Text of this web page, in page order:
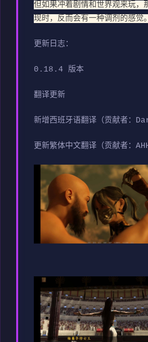
但如果冲着剧情和世界观来玩，
现时，反而会有一种调剂的感觉。
更新日志：
0.18.4 版本
翻译更新
新增西班牙语翻译（贡献者：
更新繁体中文翻译（贡献者：